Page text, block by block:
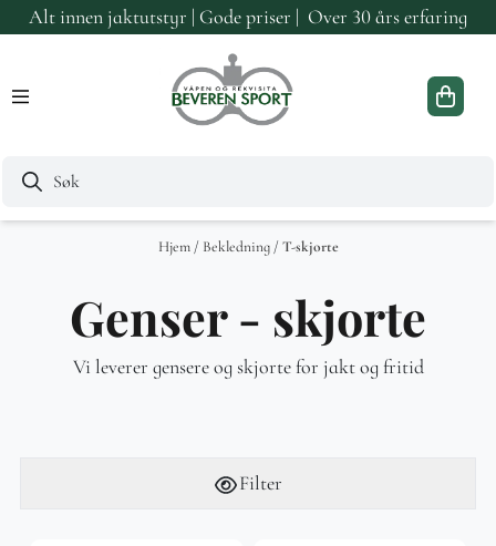
Hopp til innhold
Alt innen jaktutstyr | Gode priser | Over 30 års erfaring
Hjem / Bekledning /T-skjorte
Genser - skjorte
Vi leverer gensere og skjorte for jakt og fritid
Filter